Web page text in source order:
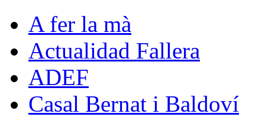
A fer la mà
Actualidad Fallera
ADEF
Casal Bernat i Baldoví